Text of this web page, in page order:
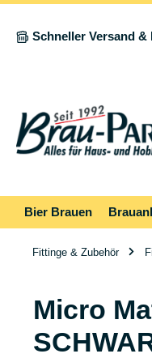
Schneller Versand &
Bier Brauen
Fittinge & Zubehör
Micro